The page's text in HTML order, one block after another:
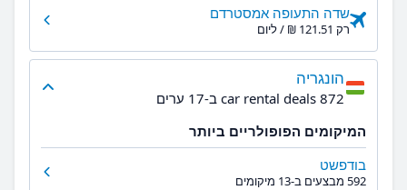
שדה התעופה אמסטרדם
רק ‏121.51 ‏₪ / ליום
הונגריה
872 car rental deals ב-17 ערים
המיקומים הפופולריים ביותר
בודפשט
592 מבצעים ב-13 מיקומים